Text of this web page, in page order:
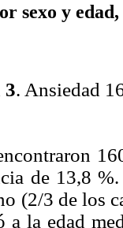
sexo y
3. Ansiedad
de 13,8
(2/3 de los
a la edad